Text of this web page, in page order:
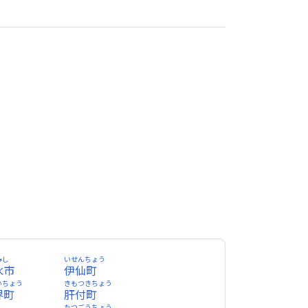
市
し
伊仙町
いせんちょう
町
ちょう
肝付町
きもつきちょう